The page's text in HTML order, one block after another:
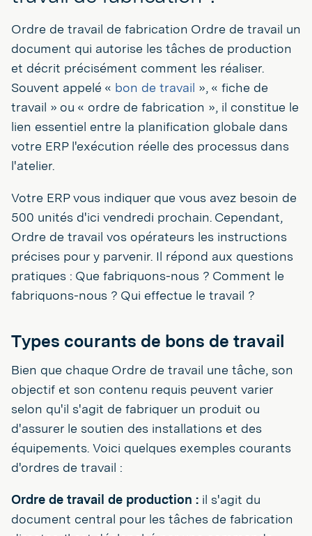
Ordre de travail de fabrication Ordre de travail un
document qui autorise les tâches de production
et décrit précisément comment les réaliser.
Souvent appelé « bon de travail », « fiche de
travail » ou « ordre de fabrication », il constitue le
lien essentiel entre la planification globale dans
votre ERP l'exécution réelle des processus dans
l'atelier.
Votre ERP vous indiquer que vous avez besoin de
500 unités d'ici vendredi prochain. Cependant,
Ordre de travail vos opérateurs les instructions
précises pour y parvenir. Il répond aux questions
pratiques : Que fabriquons-nous ? Comment le
fabriquons-nous ? Qui effectue le travail ?
Types courants de bons de travail
Bien que chaque Ordre de travail une tâche, son
objectif et son contenu requis peuvent varier
selon qu'il s'agit de fabriquer un produit ou
d'assurer le soutien des installations et des
équipements. Voici quelques exemples courants
d'ordres de travail :
Ordre de travail de production : il s'agit du
document central pour les tâches de fabrication